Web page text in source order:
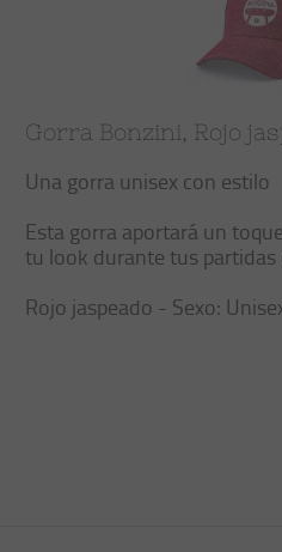
Gorra Bonzini, Rojo
Una gorra unisex con estilo
Esta gorra aportará un
tu look durante tus
Rojo jaspeado - Sexo: